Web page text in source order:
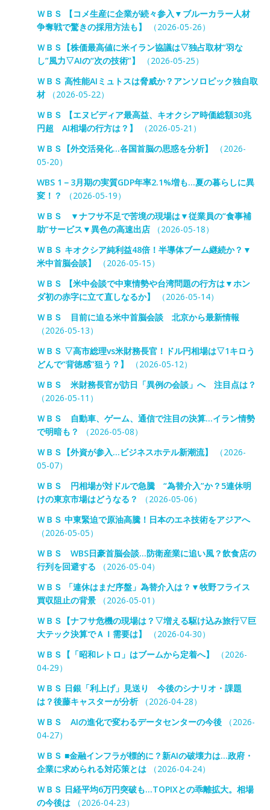
ＷＢＳ 【コメ生産に企業が続々参入▼ブルーカラー人材
争奪戦で驚きの採用方法も】
（2026-05-26）
ＷＢＳ【株価最高値に米イラン協議は▽独占取材“羽な
し”風力▽AIの“次の技術”】
（2026-05-25）
ＷＢＳ 高性能AIミュトスは脅威か？アンソロピック独自取
材（2026-05-22）
ＷＢＳ 【エヌビディア最高益、キオクシア時価総額30兆
円超 AI相場の行方は？】
（2026-05-21）
ＷＢＳ【外交活発化…各国首脳の思惑を分析】
（2026-
05-20）
WBS 1－3月期の実質GDP年率2.1%増も…夏の暮らしに異
変！？
（2026-05-19）
ＷＢＳ ▼ナフサ不足で苦境の現場は▼従業員の“食事補
助”サービス▼異色の高速出店（2026-05-18）
ＷＢＳ キオクシア純利益48倍！半導体ブーム継続か？▼
米中首脳会談】
（2026-05-15）
ＷＢＳ 【米中会談で中東情勢や台湾問題の行方は▼ホン
ダ初の赤字に立て直しなるか】
（2026-05-14）
ＷＢＳ 目前に迫る米中首脳会談 北京から最新情報
（2026-05-13）
ＷＢＳ ▽高市総理vs米財務長官！ドル円相場は▽1キロう
どんで“背徳感”狙う？】
（2026-05-12）
ＷＢＳ 米財務長官が訪日「異例の会談」へ 注目点は？
（2026-05-11）
ＷＢＳ 自動車、ゲーム、通信で注目の決算…イラン情勢
で明暗も？
（2026-05-08）
ＷＢＳ【外資が参入…ビジネスホテル新潮流】
（2026-
05-07）
ＷＢＳ 円相場が対ドルで急騰 “為替介入”か？5連休明
けの東京市場はどうなる？
（2026-05-06）
ＷＢＳ 中東緊迫で原油高騰！日本のエネ技術をアジアへ
（2026-05-05）
ＷＢＳ WBS日豪首脳会談…防衛産業に追い風？飲食店の
行列を回避する （2026-05-04）
ＷＢＳ 「連休はまだ序盤」為替介入は？▼牧野フライス
買収阻止の背景（2026-05-01）
ＷＢＳ【ナフサ危機の現場は？▽増える駆け込み旅行▽巨
大テック決算でＡＩ需要は】
（2026-04-30）
ＷＢＳ【「昭和レトロ」はブームから定着へ】
（2026-
04-29）
ＷＢＳ 日銀「利上げ」見送り 今後のシナリオ・課題
は？後藤キャスターが分析（2026-04-28）
ＷＢＳ AIの進化で変わるデータセンターの今後（2026-
04-27）
ＷＢＳ ■金融インフラが標的に？新AIの破壊力は…政府・
企業に求められる対応策とは（2026-04-24）
ＷＢＳ 日経平均6万円突破も…TOPIXとの乖離拡大。相場
の今後は（2026-04-23）